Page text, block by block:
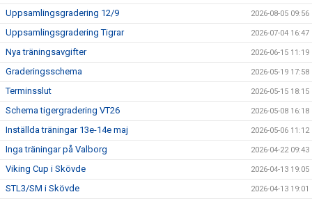
Uppsamlingsgradering 12/9 2026-08-05 09:56
Uppsamlingsgradering Tigrar 2026-07-04 16:47
Nya träningsavgifter 2026-06-15 11:19
Graderingsschema 2026-05-19 17:58
Terminsslut 2026-05-15 18:15
Schema tigergradering VT26 2026-05-08 16:18
Inställda träningar 13e-14e maj 2026-05-06 11:12
Inga träningar på Valborg 2026-04-22 09:43
Viking Cup i Skövde 2026-04-13 19:05
STL3/SM i Skövde 2026-04-13 19:01